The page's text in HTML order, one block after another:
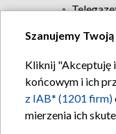
Szanujemy
Kliknij "Akceptuję
końcowym i ich
z IAB* (1201 firm)
mierzenia ich